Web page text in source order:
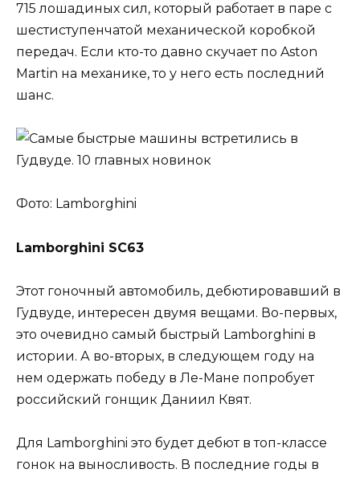
715 лошадиных сил, который работает в паре с
шестиступенчатой механической коробкой
передач. Если кто-то давно скучает по Aston
Martin на механике, то у него есть последний
шанс.
Фото: Lamborghini
Lamborghini SC63
Этот гоночный автомобиль, дебютировавший в
Гудвуде, интересен двумя вещами. Во-первых,
это очевидно самый быстрый Lamborghini в
истории. А во-вторых, в следующем году на
нем одержать победу в Ле-Мане попробует
российский гонщик Даниил Квят.
Для Lamborghini это будет дебют в топ-классе
гонок на выносливость. В последние годы в